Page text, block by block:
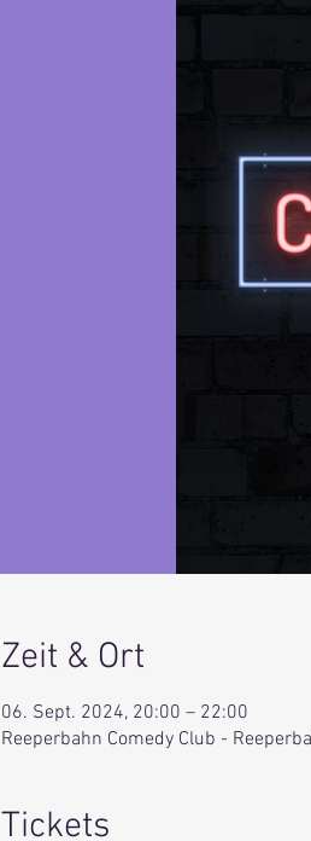
Zeit & Ort
06. Sept. 2024, 20:00 – 22:00
Reeperbahn Comedy Club -
Tickets